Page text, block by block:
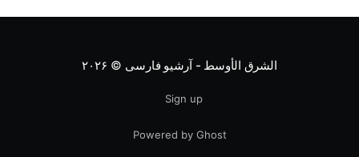
الشرق الأوسط - آرشیو فارسی © ۲۰۲۶
Sign up
Powered by Ghost